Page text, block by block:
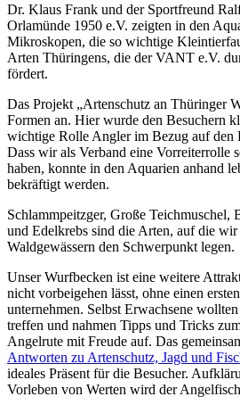
Dr. Klaus Frank und der Sportfreund
Orlamünde 1950 e.V. zeigten in den
Mikroskopen, die so wichtige
Arten Thüringens, die der VANT e.V.
fördert.
Das Projekt „Artenschutz an Thüringer
Formen an. Hier wurde den Besuchern
wichtige Rolle Angler im Bezug auf den
Dass wir als Verband eine Vorreiterrolle
haben, konnte in den Aquarien anhand
bekräftigt werden.
Schlammpeitzger, Große Teichmuschel,
und Edelkrebs sind die Arten, auf die
Waldgewässern den Schwerpunkt legen.
Unser Wurfbecken ist eine weitere
nicht vorbeigehen lässt, ohne einen
unternehmen. Selbst Erwachsene
treffen und nahmen Tipps und Tricks
Angelrute mit Freude auf. Das
Antworten zu Artenschutz, Jagd und
ideales Präsent für die Besucher.
Vorleben von Werten wird der